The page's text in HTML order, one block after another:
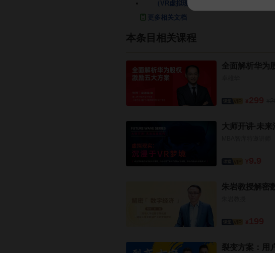
（VR虚拟现实）第五章虚拟设计
更多相关文档
本条目相关课程
全面解析华为
朱岩教授解密
裂变方案：用